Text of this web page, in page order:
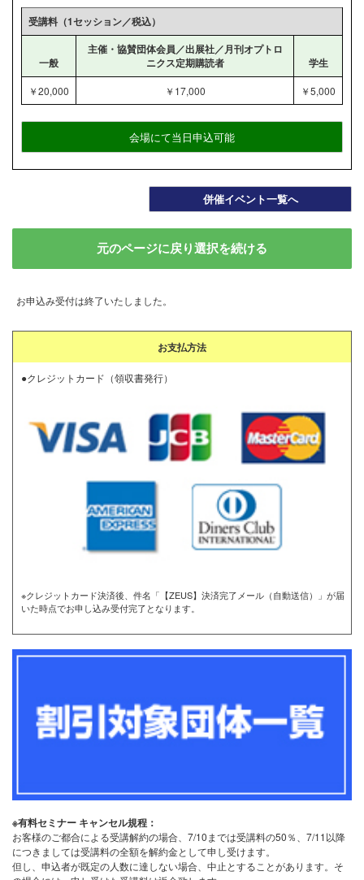
受講料（1セッション／税込）
一般
主催・協賛団体会員／出展社／月刊オプトロ
ニクス定期購読者
学生
￥20,000 ￥17,000 ￥5,000
会場にて当日申込可能
併催イベント一覧へ
元のページに戻り選択を続ける
お申込み受付は終了いたしました。
お支払方法
●クレジットカード（領収書発行）
※クレジットカード決済後、件名「【ZEUS】決済完了メール（自動送信）」が届
いた時点でお申し込み受付完了となります。
※有料セミナー キャンセル規程：
お客様のご都合による受講解約の場合、7/10までは受講料の50％、7/11以降
につきましては受講料の全額を解約金として申し受けます。
但し、申込者が既定の人数に達しない場合、中止とすることがあります。そ